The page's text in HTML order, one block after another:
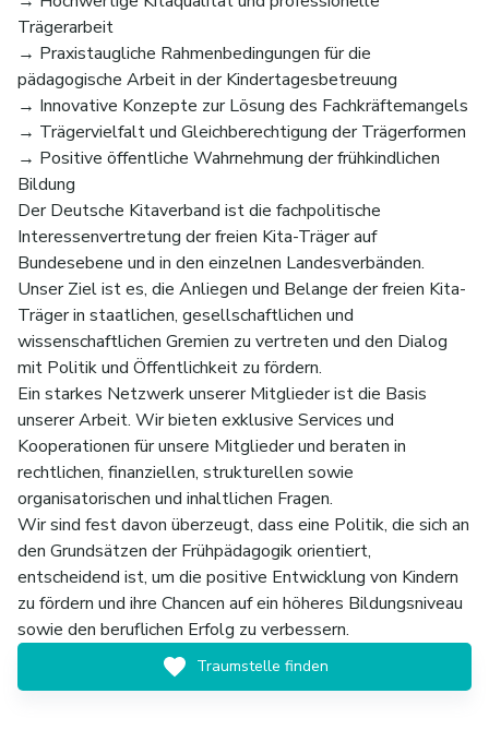
Trägerarbeit
→ Praxistaugliche Rahmenbedingungen für die
pädagogische Arbeit in der Kindertagesbetreuung
→ Innovative Konzepte zur Lösung des Fachkräftemangels
→ Trägervielfalt und Gleichberechtigung der Trägerformen
→ Positive öffentliche Wahrnehmung der frühkindlichen
Bildung
Der Deutsche Kitaverband ist die fachpolitische
Interessenvertretung der freien Kita-Träger auf
Bundesebene und in den einzelnen Landesverbänden.
Unser Ziel ist es, die Anliegen und Belange der freien Kita-
Träger in staatlichen, gesellschaftlichen und
wissenschaftlichen Gremien zu vertreten und den Dialog
mit Politik und Öffentlichkeit zu fördern.
Ein starkes Netzwerk unserer Mitglieder ist die Basis
unserer Arbeit. Wir bieten exklusive Services und
Kooperationen für unsere Mitglieder und beraten in
rechtlichen, finanziellen, strukturellen sowie
organisatorischen und inhaltlichen Fragen.
Wir sind fest davon überzeugt, dass eine Politik, die sich an
den Grundsätzen der Frühpädagogik orientiert,
entscheidend ist, um die positive Entwicklung von Kindern
zu fördern und ihre Chancen auf ein höheres Bildungsniveau
sowie den beruflichen Erfolg zu verbessern.
Traumstelle finden